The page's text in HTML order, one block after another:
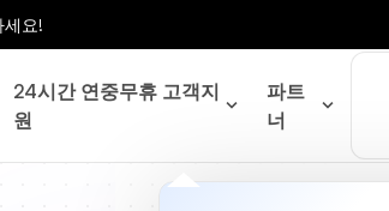
요!
24시간 연중무휴 고객지
원
파트
너